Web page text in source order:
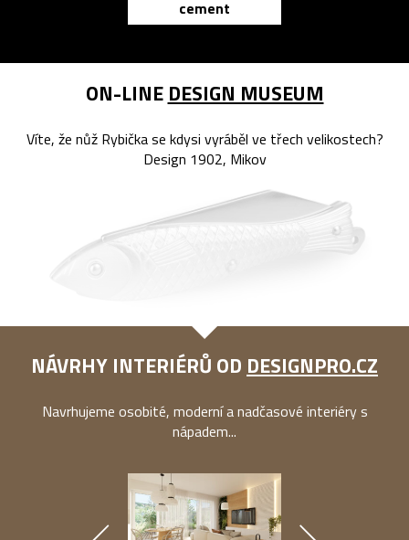
cement
ON-LINE DESIGN MUSEUM
Víte, že nůž Rybička se kdysi vyráběl ve třech velikostech?
Design 1902, Mikov
NÁVRHY INTERIÉRŮ OD DESIGNPRO.CZ
Navrhujeme osobité, moderní a nadčasové interiéry s
nápadem...